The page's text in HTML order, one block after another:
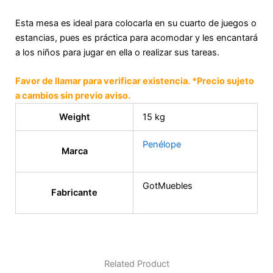
Esta mesa es ideal para colocarla en su cuarto de juegos o
estancias, pues es práctica para acomodar y les encantará
a los niños para jugar en ella o realizar sus tareas.
Favor de llamar para verificar existencia. *Precio sujeto
a cambios sin previo aviso.
Weight
15 kg
Marca
Penélope
Fabricante
GotMuebles
Related Product